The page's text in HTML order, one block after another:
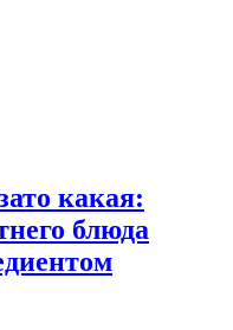
какая:
блюда